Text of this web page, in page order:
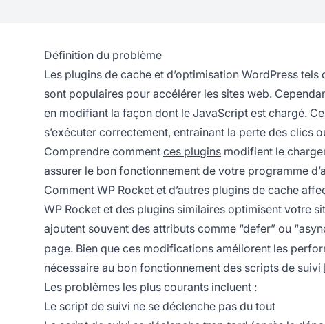
Définition du problème
Les plugins de cache et d’optimisation WordPress
sont populaires pour accélérer les sites web.
en modifiant la façon dont le JavaScript est chargé.
s’exécuter correctement, entraînant la perte des clics
Comprendre comment ces plugins modifient le
assurer le bon fonctionnement de votre programme
Comment WP Rocket et d’autres plugins de cache
WP Rocket et des plugins similaires optimisent votre
ajoutent souvent des attributs comme “defer” ou
page. Bien que ces modifications améliorent les
nécessaire au bon fonctionnement des scripts de suivi
Les problèmes les plus courants incluent :
Le script de suivi ne se déclenche pas du tout